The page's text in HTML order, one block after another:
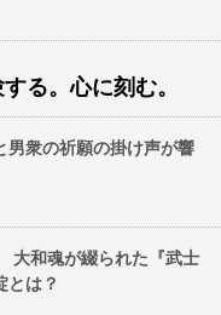
る。心に刻む。
男衆の祈願の掛け声が響
大和魂が綴られた『武士
とは？